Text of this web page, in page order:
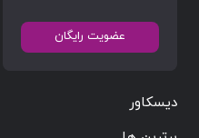
عضویت رایگان
دیسکاور